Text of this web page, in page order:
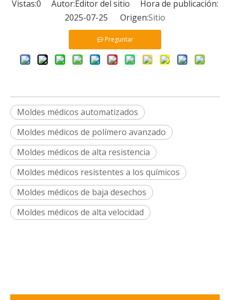
Vistas:0 Autor:Editor del sitio Hora de publicación:
2025-07-25 Origen:Sitio
Preguntar
Moldes médicos automatizados
Moldes médicos de polímero avanzado
Moldes médicos de alta resistencia
Moldes médicos resistentes a los químicos
Moldes médicos de baja desechos
Moldes médicos de alta velocidad